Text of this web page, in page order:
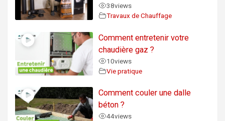
38views
Travaux de Chauffage
Comment entretenir votre
chaudière gaz ?
10views
Vie pratique
Comment couler une dalle
béton ?
44views